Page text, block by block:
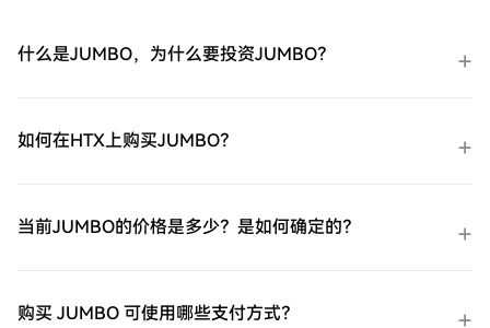
什么是JUMBO，为什么要投资JUMBO？
如何在HTX上购买JUMBO？
当前JUMBO的价格是多少？是如何确定的？
购买 JUMBO 可使用哪些支付方式？